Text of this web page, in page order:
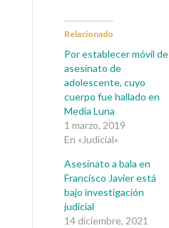
Relacionado
Por establecer móvil de
asesinato de
adolescente, cuyo
cuerpo fue hallado en
Media Luna
1 marzo, 2019
En «Judicial»
Asesinato a bala en
Francisco Javier está
bajo investigación
judicial
14 diciembre, 2021